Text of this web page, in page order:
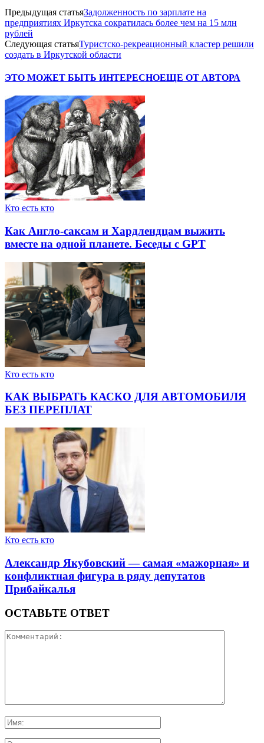
Предыдущая статьяЗадолженность по зарплате на
предприятиях Иркутска сократилась более чем на 15 млн
рублей
Следующая статьяТуристско-рекреационный кластер решили
создать в Иркутской области
ЭТО МОЖЕТ БЫТЬ ИНТЕРЕСНОЕЩЕ ОТ АВТОРА
Кто есть кто
Как Англо-саксам и Хардлендцам выжить
вместе на одной планете. Беседы с GPT
Кто есть кто
КАК ВЫБРАТЬ КАСКО ДЛЯ АВТОМОБИЛЯ
БЕЗ ПЕРЕПЛАТ
Кто есть кто
Александр Якубовский — самая «мажорная» и
конфликтная фигура в ряду депутатов
Прибайкалья
ОСТАВЬТЕ ОТВЕТ